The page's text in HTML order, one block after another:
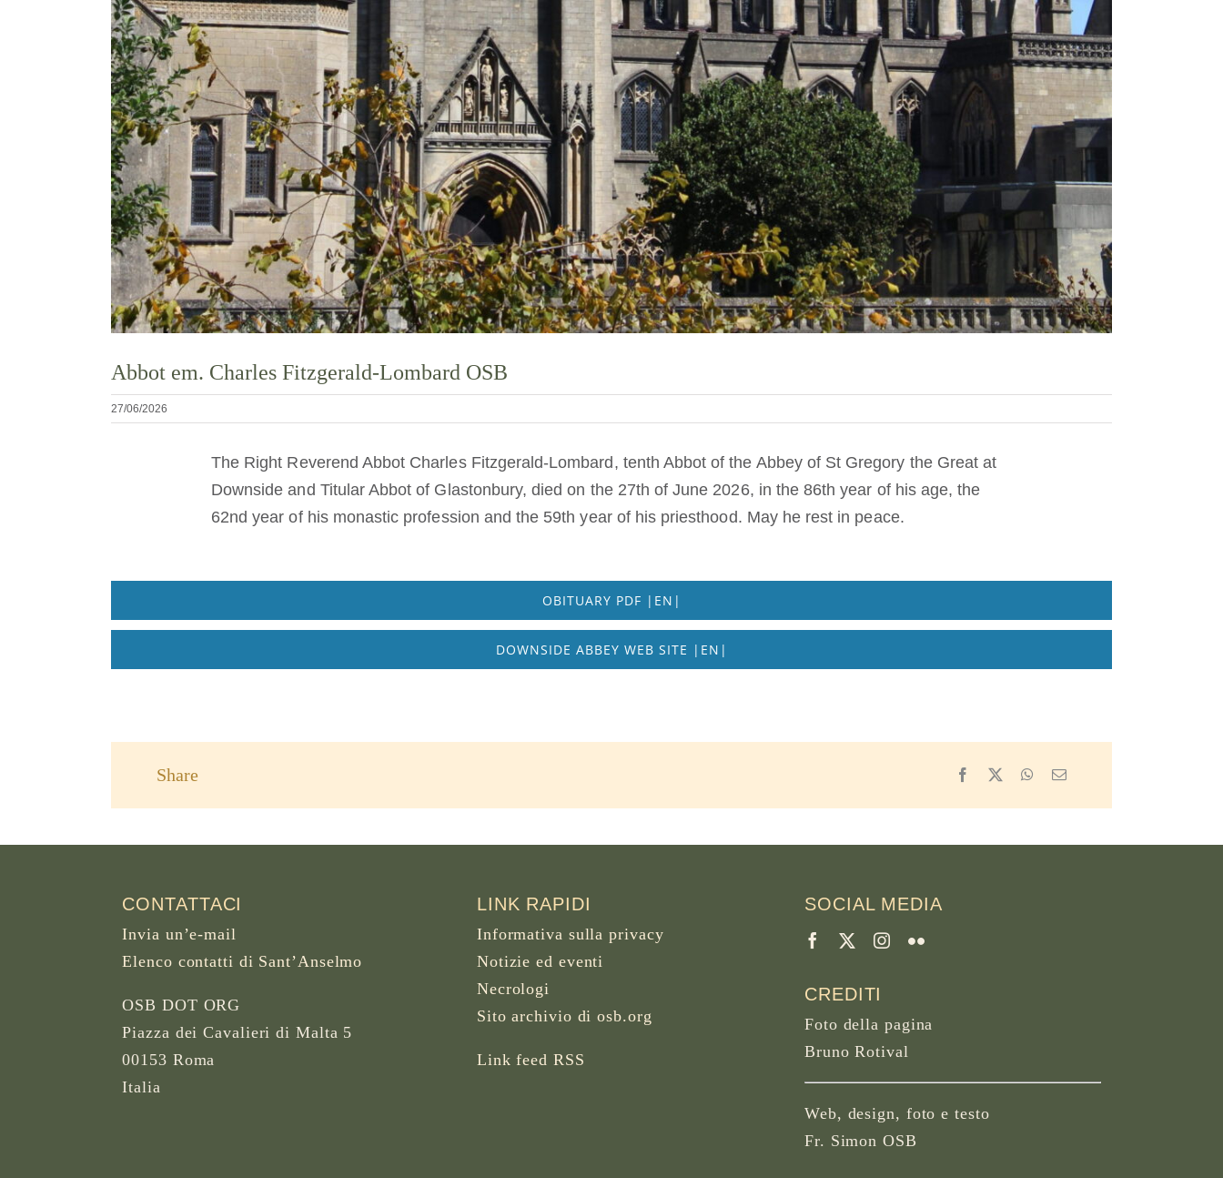
Abbot em. Charles Fitzgerald-Lombard OSB
27/06/2026
The Right Reverend Abbot Charles Fitzgerald-Lombard, tenth Abbot of the Abbey of St Gregory the Great at
Downside and Titular Abbot of Glastonbury, died on the 27th of June 2026, in the 86th year of his age, the
62nd year of his monastic profession and the 59th year of his priesthood. May he rest in peace.
OBITUARY PDF |EN|
DOWNSIDE ABBEY WEB SITE |EN|
Share Facebook
X WhatsApp
Email
CONTATTACI
Invia un’e-mail
Elenco contatti di Sant’Anselmo
OSB DOT ORG
Piazza dei Cavalieri di Malta 5
00153 Roma
Italia
LINK RAPIDI
Informativa sulla privacy
Notizie ed eventi
Necrologi
Sito archivio di osb.org
Link feed RSS
SOCIAL MEDIA
CREDITI
Foto della pagina
Bruno Rotival
Web, design, foto e testo
Fr. Simon OSB